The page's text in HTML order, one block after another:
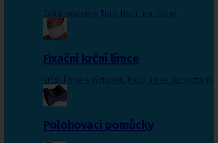
Dolní končetiny, Trup, Horní končetiny
Fixační krční límce
Krční límce s výztuhou Krční límce bez výztuhy
Polohovací pomůcky